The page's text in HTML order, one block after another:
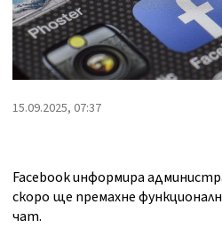
15.09.2025, 07:37
Facebook информира
скоро ще премахне
чат.